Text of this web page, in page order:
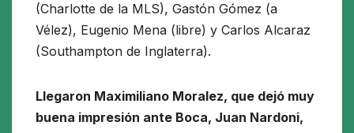
(Charlotte de la MLS), Gastón Gómez (a
Vélez), Eugenio Mena (libre) y Carlos Alcaraz
(Southampton de Inglaterra).
Llegaron Maximiliano Moralez, que dejó muy
buena impresión ante Boca, Juan Nardoni,